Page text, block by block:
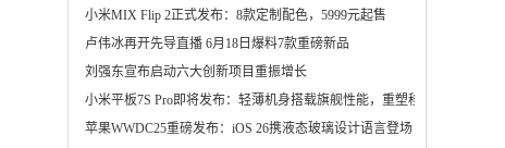
小米MIX Flip 2正式发布：8款定制配色，5999元起售
卢伟冰再开先导直播 6月18日爆料7款重磅新品
刘强东宣布启动六大创新项目重振增长
小米平板7S Pro即将发布：轻薄机身搭载旗舰性能，重塑移动办公体验
苹果WWDC25重磅发布：iOS 26携液态玻璃设计语言登场